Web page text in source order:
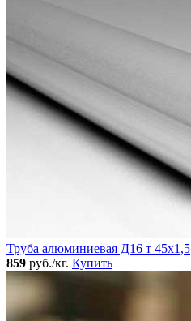
Труба алюминиевая Д16 т 45х1,5
859 руб./кг. Купить